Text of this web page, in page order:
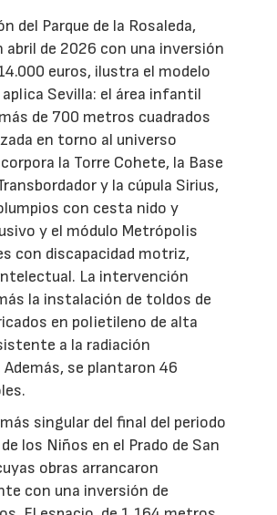
del Parque de la Rosaleda,
abril de 2026 con una inversión
euros, ilustra el modelo
Sevilla: el área infantil
de 700 metros cuadrados
en torno al universo
la Torre Cohete, la Base
y la cúpula Sirius,
con cesta nido y
y el módulo Metrópolis
con discapacidad motriz,
La intervención
la instalación de toldos de
en polietileno de alta
a la radiación
se plantaron 46
singular del final del periodo
los Niños en el Prado de San
obras arrancaron
con una inversión de